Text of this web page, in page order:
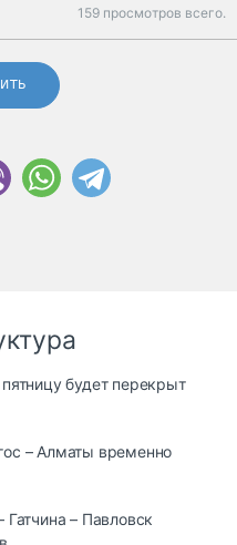
159 просмотров всего.
будет перекрыт
– Алматы временно
– Павловск